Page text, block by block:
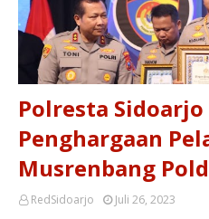
Polresta Sidoarjo
Penghargaan
Musrenbang
RedSidoarjo Juli 26, 2023